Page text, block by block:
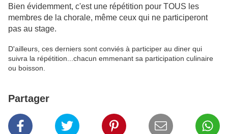
Bien évidemment, c'est une répétition pour TOUS les
membres de la chorale, même ceux qui ne participeront
pas au stage.
D'ailleurs, ces derniers sont conviés à participer au diner qui
suivra la répétition...chacun emmenant sa participation culinaire
ou boisson.
Partager